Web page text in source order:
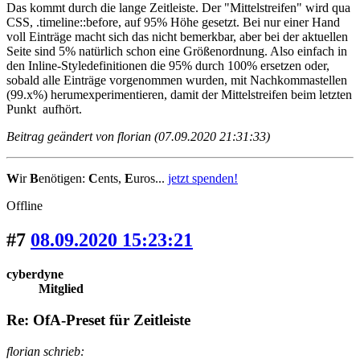
Das kommt durch die lange Zeitleiste. Der "Mittelstreifen" wird qua
CSS, .timeline::before, auf 95% Höhe gesetzt. Bei nur einer Hand
voll Einträge macht sich das nicht bemerkbar, aber bei der aktuellen
Seite sind 5% natürlich schon eine Größenordnung. Also einfach in
den Inline-Styledefinitionen die 95% durch 100% ersetzen oder,
sobald alle Einträge vorgenommen wurden, mit Nachkommastellen
(99.x%) herumexperimentieren, damit der Mittelstreifen beim letzten
Punkt aufhört.
Beitrag geändert von florian (07.09.2020 21:31:33)
WirBenötigen: Cents, Euros... jetzt spenden!
Offline
#7 08.09.2020 15:23:21
cyberdyne
Mitglied
Re: OfA-Preset für Zeitleiste
florian schrieb: